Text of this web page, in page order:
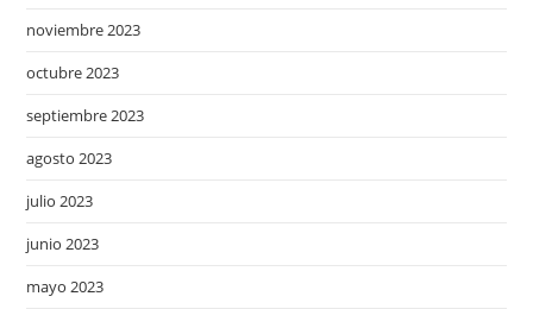
noviembre 2023
octubre 2023
septiembre 2023
agosto 2023
julio 2023
junio 2023
mayo 2023